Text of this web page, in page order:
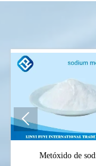
Metóxido de sodio
